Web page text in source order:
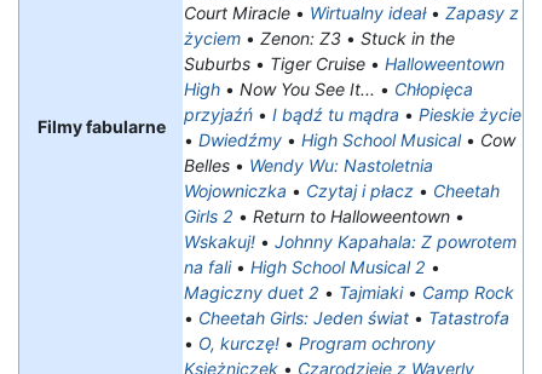
Filmy fabularne
Court Miracle • Wirtualny ideał• Zapasy z
życiem • Zenon: Z3 • Stuck in the
Suburbs • Tiger Cruise • Halloweentown
High • Now You See It... • Chłopięca
przyjaźń • I bądź tu mądra • Pieskie życie
• Dwiedźmy • High School Musical• Cow
Belles • Wendy Wu: Nastoletnia
Wojowniczka • Czytaj i płacz • Cheetah
Girls 2 • Return to Halloweentown •
Wskakuj! • Johnny Kapahala: Z powrotem
na fali• High School Musical 2 •
Magiczny duet 2 • Tajmiaki• Camp Rock
• Cheetah Girls: Jeden świat • Tatastrofa
• O, kurczę! • Program ochrony
Księżniczek • Czarodzieje z Waverly